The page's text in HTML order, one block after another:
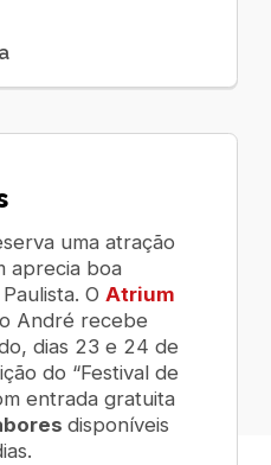
uma atração
aprecia boa
OAtrium
André recebe
dias 23 e 24 de
do “Festival de
entrada gratuita
disponíveis